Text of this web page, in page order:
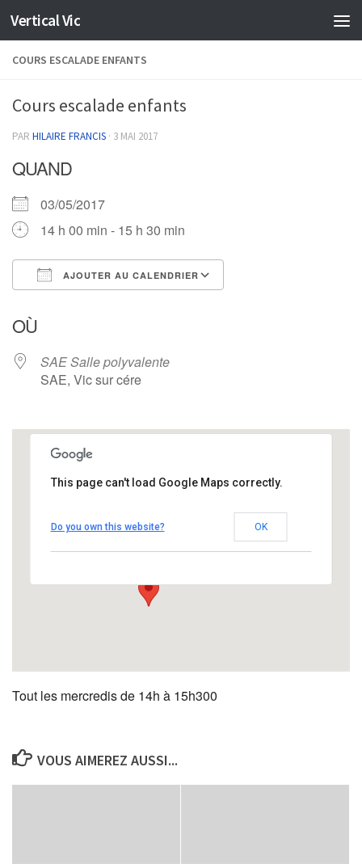
Skip to content
Vertical Vic
COURS ESCALADE ENFANTS
Cours escalade enfants
PAR HILAIRE FRANCIS · 3 MAI 2017
QUAND
03/05/2017
14 h 00 min - 15 h 30 min
AJOUTER AU CALENDRIER
OÙ
SAE Salle polyvalente
SAE, Vic sur cére
Évènements
This page can't load Google Maps correctly.
Do you own this website? OK
Tout les mercredis de 14h à 15h300
VOUS AIMEREZ AUSSI...